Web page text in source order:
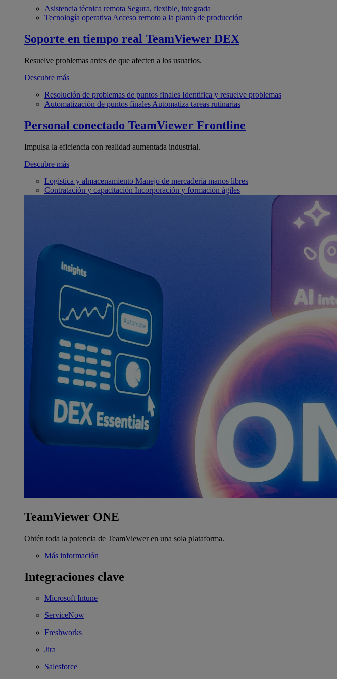
Asistencia técnica remota Segura, flexible, integrada
Tecnología operativa Acceso remoto a la planta de producción
Soporte en tiempo real TeamViewer DEX
Resuelve problemas antes de que afecten a los usuarios.
Descubre más
Resolución de problemas de puntos finales Identifica y resuelve problemas
Automatización de puntos finales Automatiza tareas rutinarias
Personal conectado TeamViewer Frontline
Impulsa la eficiencia con realidad aumentada industrial.
Descubre más
Logística y almacenamiento Manejo de mercadería manos libres
Contratación y capacitación Incorporación y formación ágiles
TeamViewer ONE
Obtén toda la potencia de TeamViewer en una sola plataforma.
Más información
Integraciones clave
Microsoft Intune
ServiceNow
Freshworks
Jira
Salesforce